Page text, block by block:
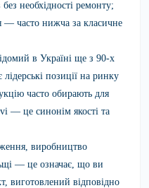
необхідності ремонту;
— часто нижча за класичне
в Україні ще з 90-х
позиції на ринку
часто обирають для
— це синонім якості та
виробництво
— це означає, що ви
виготовлений відповідно